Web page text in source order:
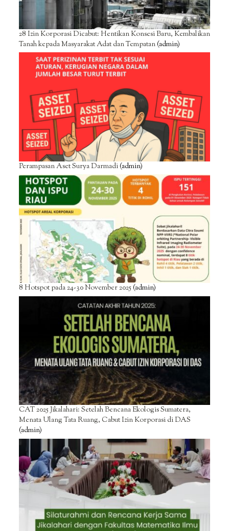
28 Izin Korporasi Dicabut: Hentikan Konsesi Baru, Kembalikan
Tanah kepada Masyarakat Adat dan Tempatan(admin)
Perampasan Aset Surya Darmadi(admin)
8 Hotspot pada 24-30 November 2025(admin)
CAT 2025 Jikalahari: Setelah Bencana Ekologis Sumatera,
Menata Ulang Tata Ruang, Cabut Izin Korporasi di DAS
(admin)